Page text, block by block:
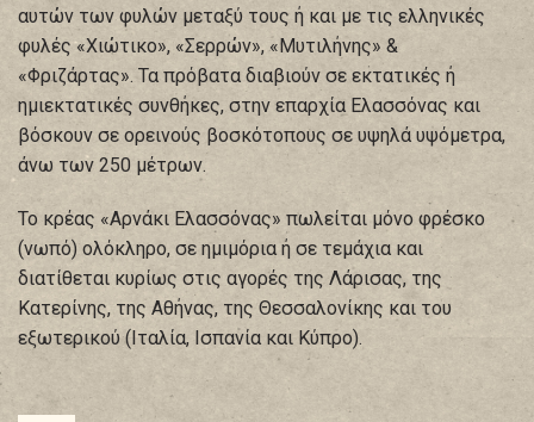
αυτών των φυλών μεταξύ τους ή και με τις ελληνικές
φυλές «Χιώτικο», «Σερρών», «Μυτιλήνης» &
«Φριζάρτας». Τα πρόβατα διαβιούν σε εκτατικές ή
ημιεκτατικές συνθήκες, στην επαρχία Ελασσόνας και
βόσκουν σε ορεινούς βοσκότοπους σε υψηλά υψόμετρα,
άνω των 250 μέτρων.
Το κρέας «Αρνάκι Ελασσόνας» πωλείται μόνο φρέσκο
(νωπό) ολόκληρο, σε ημιμόρια ή σε τεμάχια και
διατίθεται κυρίως στις αγορές της Λάρισας, της
Κατερίνης, της Αθήνας, της Θεσσαλονίκης και του
εξωτερικού (Ιταλία, Ισπανία και Κύπρο).